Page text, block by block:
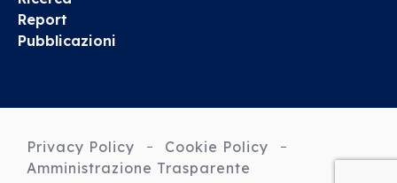
Report
Pubblicazioni
Privacy Policy
Cookie Policy
Amministrazione Trasparente